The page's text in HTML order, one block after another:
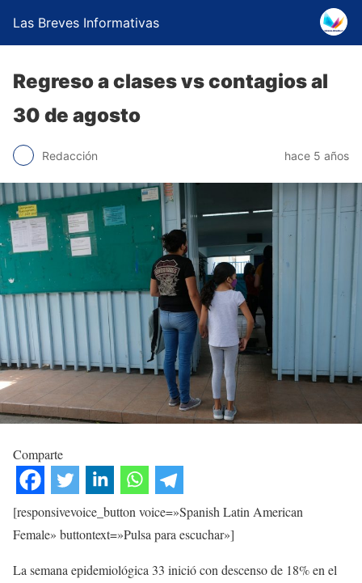
Las Breves Informativas
Regreso a clases vs contagios al
30 de agosto
Redacción hace 5 años
Comparte
[responsivevoice_button voice=»Spanish Latin American
Female» buttontext=»Pulsa para escuchar»]
La semana epidemiológica 33 inició con descenso de 18% en el